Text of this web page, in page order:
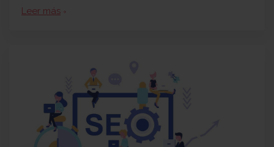
Leer más arrow_forward